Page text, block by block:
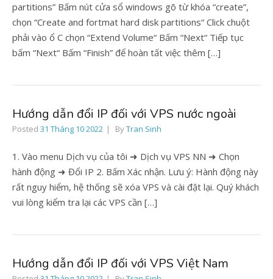
partitions” Bấm nút cửa sổ windows gõ từ khóa “create”,
chọn “Create and fortmat hard disk partitions“ Click chuột
phải vào ổ C chọn “Extend Volume“ Bấm “Next“ Tiếp tục
bấm “Next“ Bấm “Finish” để hoàn tất việc thêm […]
Hướng dẫn đổi IP đối với VPS nước ngoài
Posted 31 Tháng 10 2022 ByTran Sinh
1. Vào menu Dịch vụ của tôi ➜ Dịch vụ VPS NN ➜ Chọn
hành động ➜ Đổi IP 2. Bấm Xác nhận. Lưu ý: Hành động này
rất nguy hiểm, hệ thống sẽ xóa VPS và cài đặt lại. Quý khách
vui lòng kiểm tra lại các VPS cần […]
Hướng dẫn đổi IP đối với VPS Việt Nam